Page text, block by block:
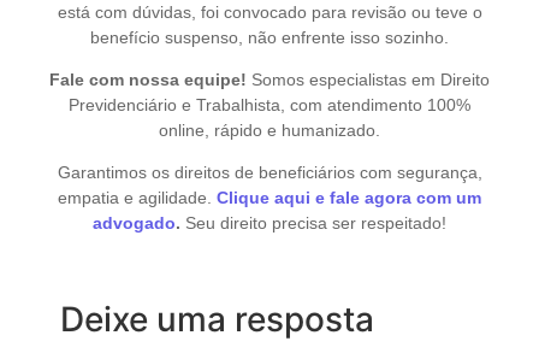
está com dúvidas, foi convocado para revisão ou teve o
benefício suspenso, não enfrente isso sozinho.
Fale com nossa equipe! Somos especialistas em Direito
Previdenciário e Trabalhista, com atendimento 100%
online, rápido e humanizado.
Garantimos os direitos de beneficiários com segurança,
empatia e agilidade. Clique aqui e fale agora com um
advogado. Seu direito precisa ser respeitado!
Deixe uma resposta